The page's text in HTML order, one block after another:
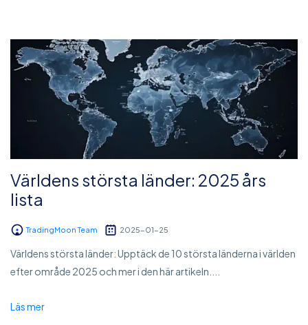
Världens största länder: 2025 års
lista
TradingMoon Team 2025-01-25
Världens största länder: Upptäck de 10 största länderna i världen
efter område 2025 och mer i den här artikeln....
Läs mer